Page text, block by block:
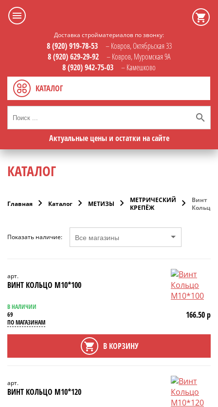
Доставка стройматериалов по звонку:
8 (920) 919-78-53
– Ковров, Октябрьская 33
8 (920) 629-29-92
– Ковров, Муромская 9А
8 (920) 942-75-03
– Камешково
КАТАЛОГ
Актуальные цены и остатки на сайте
КАТАЛОГ
Главная Каталог МЕТИЗЫ
МЕТРИЧЕСКИЙ
КРЕПЁЖ
Винт
Кольцо
Показать наличие:
арт.
ВИНТ КОЛЬЦО М10*100
В НАЛИЧИИ
69
ПО МАГАЗИНАМ
166.50 р
В КОРЗИНУ
арт.
ВИНТ КОЛЬЦО М10*120